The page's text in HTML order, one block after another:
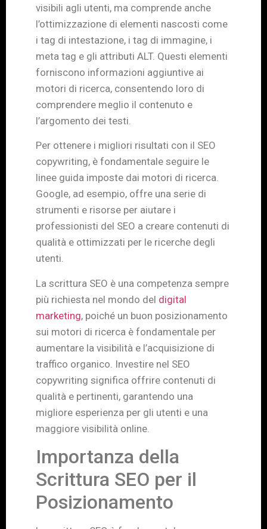
visibili agli utenti, ma comprende anche
l’ottimizzazione di elementi nascosti come
i tag di intestazione, i tag di immagine, i
meta tag e gli attributi ALT. Questi elementi
forniscono informazioni aggiuntive ai
motori di ricerca, consentendo loro di
comprendere meglio il contenuto e
l’argomento dei testi.
Per ottenere i migliori risultati con il SEO
copywriting, è fondamentale seguire le
linee guida imposte dai motori di ricerca.
Google, ad esempio, offre una serie di
strumenti e risorse per aiutare i
professionisti del SEO a creare contenuti di
qualità e ottimizzati per le ricerche degli
utenti.
La scrittura SEO è una competenza sempre
più richiesta nel mondo del digital
marketing, poiché un buon posizionamento
sui motori di ricerca è fondamentale per
aumentare la visibilità e l’acquisizione di
traffico organico. Investire nel SEO
copywriting significa offrire contenuti di
qualità e pertinenti, garantendo una
migliore esperienza per gli utenti e una
maggiore visibilità online.
Importanza della
Scrittura SEO per il
Posizionamento